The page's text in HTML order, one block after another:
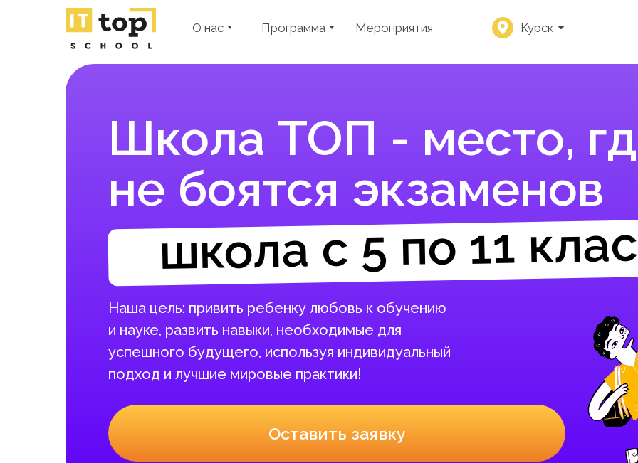
О нас Программа Мероприятия Курск
Наша цель: привить ребенку любовь к обучению
и науке, развить навыки, необходимые для
успешного будущего, используя индивидуальный
подход и лучшие мировые практики!
Школа ТОП - место,
не боятся экзаменов
школа с 5 по 11
Оставить заявку